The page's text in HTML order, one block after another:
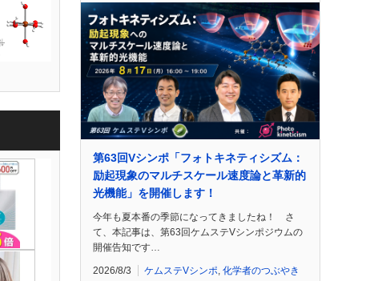
第63回Vシンポ「フォトキネティシズム：
励起現象のマルチスケール速度論と革新的
光機能」を開催します！
今年も夏本番の季節になってきましたね！ さ
て、本記事は、第63回ケムステVシンポジウムの
開催告知です…
2026/8/3 ケムステVシンポ, 化学者のつぶやき